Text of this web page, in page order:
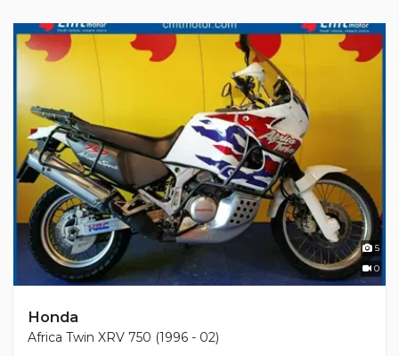
5
0
Honda
Africa Twin XRV 750 (1996 - 02)